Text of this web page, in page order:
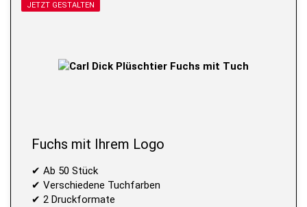
JETZT GESTALTEN
Fuchs mit Ihrem Logo
✔ Ab 50 Stück
✔ Verschiedene Tuchfarben
✔ 2 Druckformate